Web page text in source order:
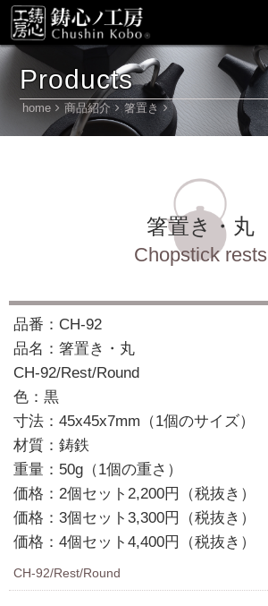
Products
home 商品紹介 箸置き
箸置き・丸
Chopstick rests
品番：CH-92
品名：箸置き・丸
CH-92/Rest/Round
色：黒
寸法：45x45x7mm（1個のサイズ）
材質：鋳鉄
重量：50g（1個の重さ）
価格：2個セット2,200円（税抜き）
価格：3個セット3,300円（税抜き）
価格：4個セット4,400円（税抜き）
CH-92/Rest/Round